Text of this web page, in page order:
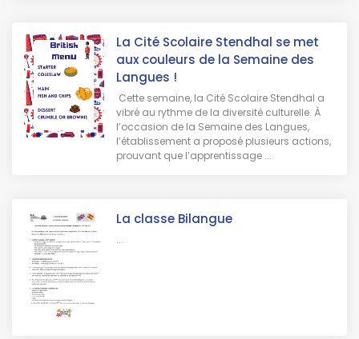
La Cité Scolaire Stendhal se met
aux couleurs de la Semaine des
Langues !
Cette semaine, la Cité Scolaire Stendhal a
vibré au rythme de la diversité culturelle. À
l’occasion de la Semaine des Langues,
l’établissement a proposé plusieurs actions,
prouvant que l’apprentissage ...
La classe Bilangue
...